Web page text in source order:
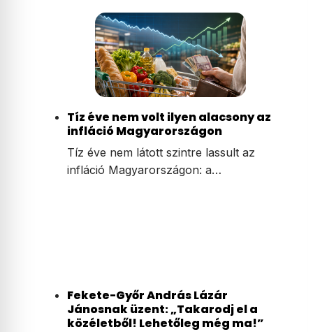
Tíz éve nem volt ilyen alacsony az
infláció Magyarországon
Tíz éve nem látott szintre lassult az
infláció Magyarországon: a…
Fekete-Győr András Lázár
Jánosnak üzent: „Takarodj el a
közéletből! Lehetőleg még ma!”